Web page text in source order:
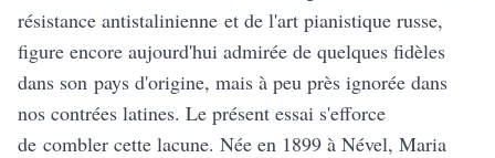
résistance antistalinienne et de l'art pianistique russe,
figure encore aujourd'hui admirée de quelques fidèles
dans son pays d'origine, mais à peu près ignorée dans
nos contrées latines. Le présent essai s'efforce
de combler cette lacune. Née en 1899 à Nével, Maria